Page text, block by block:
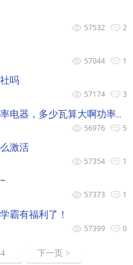
2
57532
1
57044
吗
3
57174
5
56976
激活
1
57354
1
57373
霸有福利了！
0
57399
下一页 >